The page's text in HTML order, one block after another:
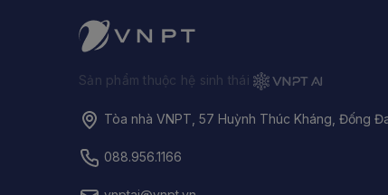
Sản phẩm thuộc hệ sinh thái
Tòa nhà VNPT, 57 Huỳnh Thúc Kháng, Đống
088.956.1166